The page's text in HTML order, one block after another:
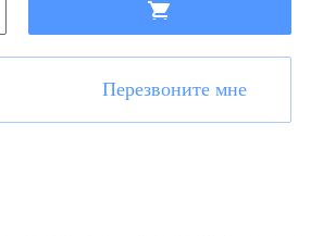
Перезвоните мне